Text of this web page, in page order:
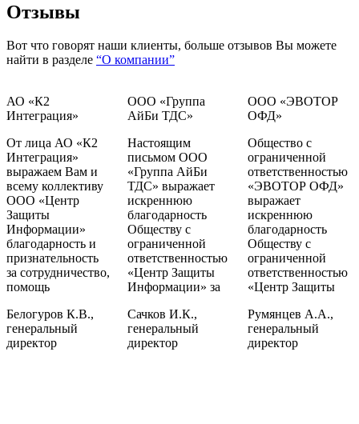
Отзывы
Вот что говорят наши клиенты, больше отзывов Вы можете
найти в разделе “О компании”
АО «К2
Интеграция»
От лица АО «К2
Интеграция»
выражаем Вам и
всему коллективу
ООО «Центр
Защиты
Информации»
благодарность и
признательность
за сотрудничество,
помощь
Белогуров К.В.,
генеральный
директор
ООО «Группа
АйБи ТДС»
Настоящим
письмом ООО
«Группа АйБи
ТДС» выражает
искреннюю
благодарность
Обществу с
ограниченной
ответственностью
«Центр Защиты
Информации» за
Сачков И.К.,
генеральный
директор
ООО «ЭВОТОР
ОФД»
Общество с
ограниченной
ответственностью
«ЭВОТОР ОФД»
выражает
искреннюю
благодарность
Обществу с
ограниченной
ответственностью
«Центр Защиты
Румянцев А.А.,
генеральный
директор